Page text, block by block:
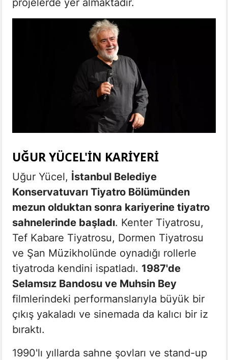
projelerde yer almaktadır.
UĞUR YÜCEL'IN KARIYERI
Uğur Yücel, İstanbul Belediye
Konservatuvarı Tiyatro Bölümünden
mezun olduktan sonra kariyerine tiyatro
sahnelerinde başladı. Kenter Tiyatrosu,
Tef Kabare Tiyatrosu, Dormen Tiyatrosu
ve Şan Müzikholünde oynadığı rollerle
tiyatroda kendini ispatladı. 1987'de
Selamsız Bandosu ve Muhsin Bey
filmlerindeki performanslarıyla büyük bir
çıkış yakaladı ve sinemada da kalıcı bir iz
bıraktı.
1990'lı yıllarda sahne şovları ve stand-up